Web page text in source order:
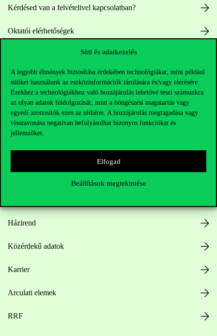
Süti és adatkezelés
A legjobb élmények biztosítása érdekében technológiákat, mint például
sütiket használunk az eszközinformációk tárolására és/vagy elérésére.
Ezekhez a technológiákhoz való hozzájárulás lehetővé teszi számunkra
az olyan adatok feldolgozását, mint a böngészési magatartás vagy
egyedi azonosítók ezen az oldalon. A hozzájárulás megtagadása vagy
visszavonása negatívan befolyásolhat bizonyos funkciókat és
jellemzőket.
Elfogad
Beállítások megtekintése
Kérdésed van a felvételivel kapcsolatban?
Oktatói elérhetőségek
HUB jelenlegi hallgatóinknak
Sajtó: press@uni-corvinus.hu
Házirend
Közérdekű adatok
Karrier
Arculati elemek
RRF